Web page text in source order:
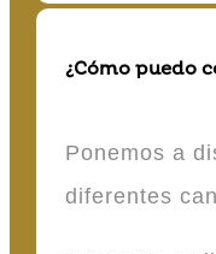
¿Cómo puedo
Ponemos a
diferentes